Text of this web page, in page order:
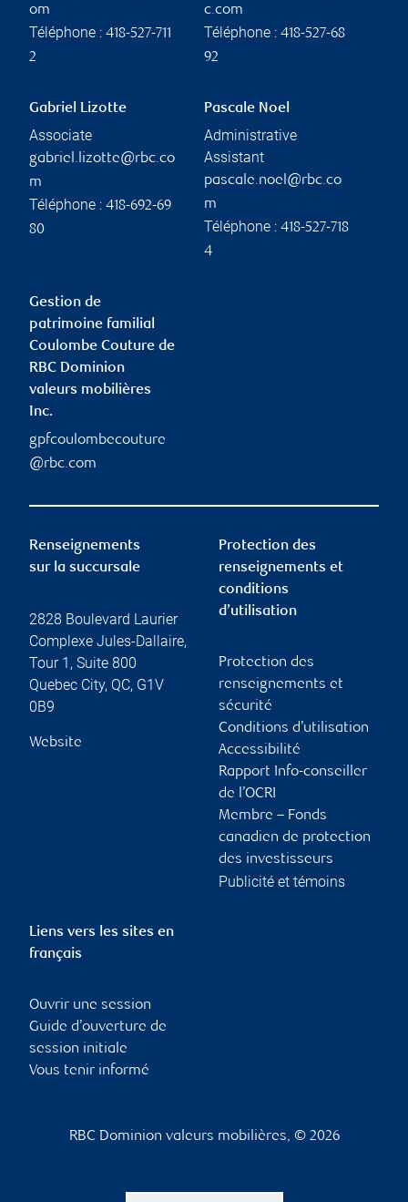
om
Téléphone : 418-527-711
2
c.com
Téléphone : 418-527-68
92
Gabriel Lizotte
Associate
gabriel.lizotte@rbc.co
m
Téléphone : 418-692-69
80
Pascale Noel
Administrative
Assistant
pascale.noel@rbc.co
m
Téléphone : 418-527-718
4
Gestion de
patrimoine familial
Coulombe Couture de
RBC Dominion
valeurs mobilières
Inc.
gpfcoulombecouture
@rbc.com
Renseignements
sur la succursale
2828 Boulevard Laurier
Complexe Jules-Dallaire,
Tour 1, Suite 800
Quebec City, QC, G1V
0B9
Website
Protection des
renseignements et
conditions
d’utilisation
Protection des
renseignements et
sécurité
Conditions d’utilisation
Accessibilité
Rapport Info-conseiller
de l’OCRI
Membre – Fonds
canadien de protection
des investisseurs
Publicité et témoins
Liens vers les sites en
français
Ouvrir une session
Guide d’ouverture de
session initiale
Vous tenir informé
RBC Dominion valeurs mobilières, © 2026